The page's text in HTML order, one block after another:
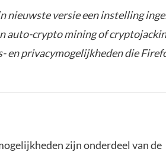
versie een instelling
auto-crypto mining of
en privacymogelijkheden die
zijn onderdeel van de